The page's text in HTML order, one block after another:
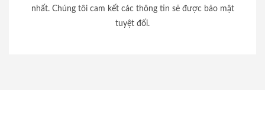
nhất. Chúng tôi cam kết các thông tin sẽ được bảo mật
tuyệt đối.